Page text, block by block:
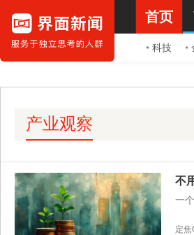
首页
科技
产业观察
不
一
定焦